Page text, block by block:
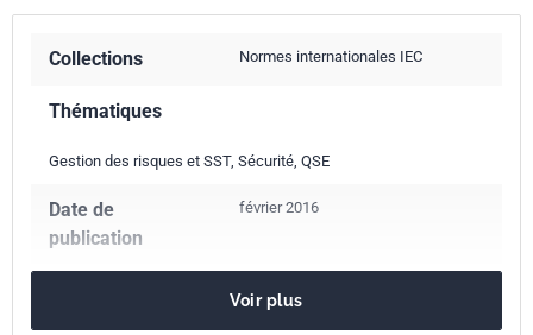
Collections Normes internationales IEC
Thématiques
Gestion des risques et SST, Sécurité, QSE
Date de
publication
février 2016
Voir plus